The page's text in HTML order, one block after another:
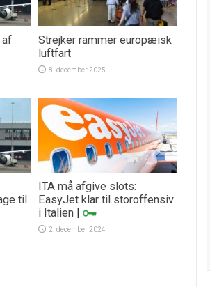
af
Strejker rammer europæisk
luftfart
8. december 2025
til
ITA må afgive slots:
EasyJet klar til storoffensiv
i Italien |
2. december 2024